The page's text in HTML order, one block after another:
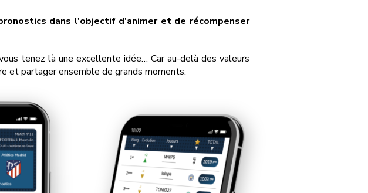
dans l'objectif d'animer et de récompenser
tenez là une excellente idée… Car au-delà des valeurs
et partager ensemble de grands moments.